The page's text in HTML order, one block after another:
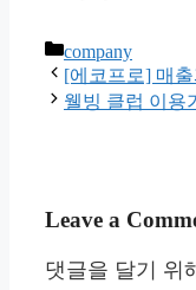
Categories
company
[에코프로] 매
웰빙 클럽 이용
Leave a
댓글을 달기 위